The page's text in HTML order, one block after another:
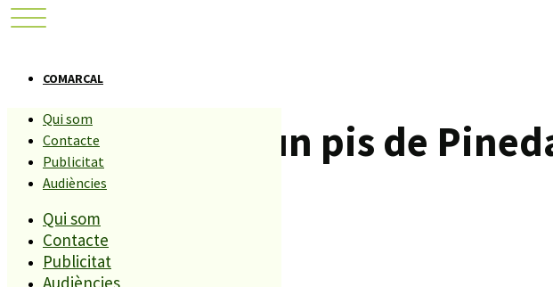
Qui som
Contacte
Publicitat
Audiències
Qui som
Contacte
Publicitat
Audiències
COMARCAL
Un incendi en un pis de
REDACCIÓ